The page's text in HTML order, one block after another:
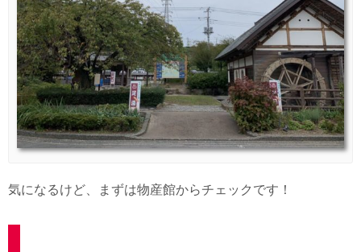
気になるけど、まずは物産館からチェックです！